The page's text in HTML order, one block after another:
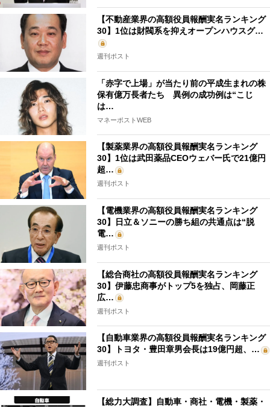
【不動産業界の高額役員報酬実名ランキング
30】1位は財閥系を抑えオープンハウスグ…
週刊ポスト
「赤字で上場」が当たり前の平成生まれの株
保有億万長者たち 異例の成功例は“こじ
は…
マネーポストWEB
【製薬業界の高額役員報酬実名ランキング
30】1位は武田薬品CEOウェバー氏で21億円
超…
週刊ポスト
【電機業界の高額役員報酬実名ランキング
30】日立＆ソニーの勝ち組の共通点は“脱
電…
週刊ポスト
【総合商社の高額役員報酬実名ランキング
30】伊藤忠商事がトップ5を独占、岡藤正
広…
週刊ポスト
【自動車業界の高額役員報酬実名ランキング
30】トヨタ・豊田章男会長は19億円超、…
週刊ポスト
【総力大調査】自動車・商社・電機・製薬・